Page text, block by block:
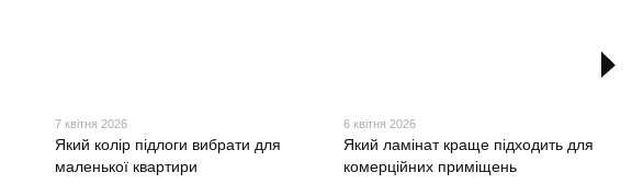
7 квітня 2026
Який колір підлоги вибрати для
маленької квартири
6 квітня 2026
Який ламінат краще підходить для
комерційних приміщень